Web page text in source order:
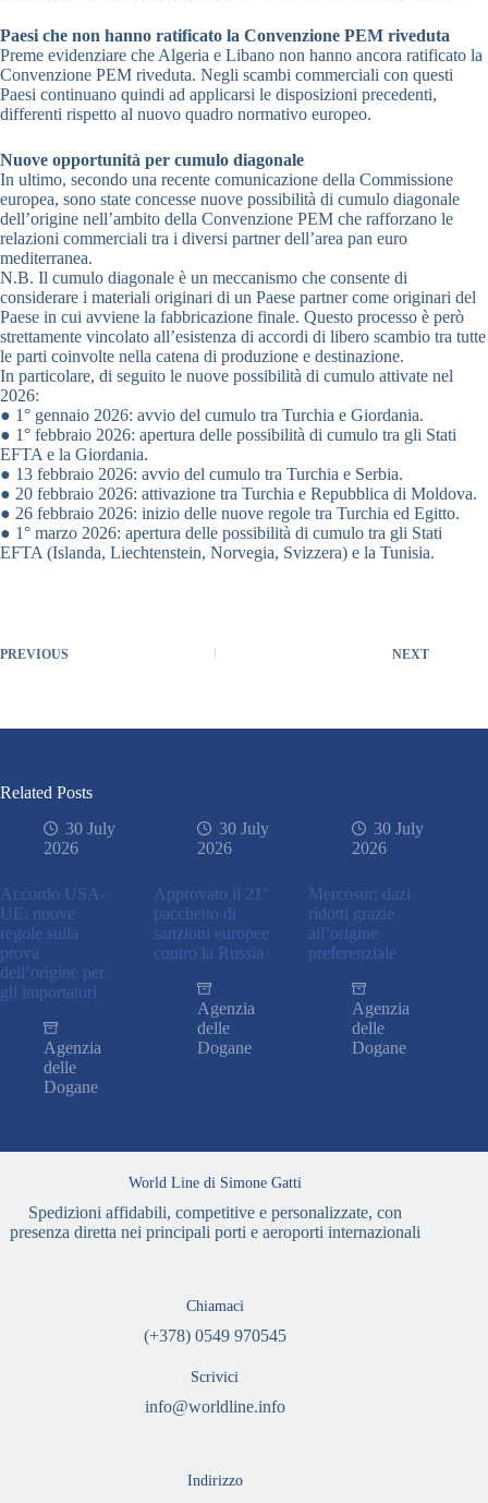
Paesi che non hanno ratificato la Convenzione PEM riveduta
Preme evidenziare che Algeria e Libano non hanno ancora ratificato la
Convenzione PEM riveduta. Negli scambi commerciali con questi
Paesi continuano quindi ad applicarsi le disposizioni precedenti,
differenti rispetto al nuovo quadro normativo europeo.
Nuove opportunità per cumulo diagonale
In ultimo, secondo una recente comunicazione della Commissione
europea, sono state concesse nuove possibilità di cumulo diagonale
dell’origine nell’ambito della Convenzione PEM che rafforzano le
relazioni commerciali tra i diversi partner dell’area pan euro
mediterranea.
N.B. Il cumulo diagonale è un meccanismo che consente di
considerare i materiali originari di un Paese partner come originari del
Paese in cui avviene la fabbricazione finale. Questo processo è però
strettamente vincolato all’esistenza di accordi di libero scambio tra tutte
le parti coinvolte nella catena di produzione e destinazione.
In particolare, di seguito le nuove possibilità di cumulo attivate nel
2026:
● 1° gennaio 2026: avvio del cumulo tra Turchia e Giordania.
● 1° febbraio 2026: apertura delle possibilità di cumulo tra gli Stati
EFTA e la Giordania.
● 13 febbraio 2026: avvio del cumulo tra Turchia e Serbia.
● 20 febbraio 2026: attivazione tra Turchia e Repubblica di Moldova.
● 26 febbraio 2026: inizio delle nuove regole tra Turchia ed Egitto.
● 1° marzo 2026: apertura delle possibilità di cumulo tra gli Stati
EFTA (Islanda, Liechtenstein, Norvegia, Svizzera) e la Tunisia.
PREVIOUS NEXT
Related Posts
30 July
2026
Accordo USA-
UE: nuove
regole sulla
prova
dell’origine per
gli importatori
Agenzia
delle
Dogane
30 July
2026
Approvato il 21°
pacchetto di
sanzioni europee
contro la Russia
Agenzia
delle
Dogane
30 July
2026
Mercosur: dazi
ridotti grazie
all’origine
preferenziale
Agenzia
delle
Dogane
World Line di Simone Gatti
Spedizioni affidabili, competitive e personalizzate, con
presenza diretta nei principali porti e aeroporti internazionali
Chiamaci
(+378) 0549 970545
Scrivici
info@worldline.info
Indirizzo